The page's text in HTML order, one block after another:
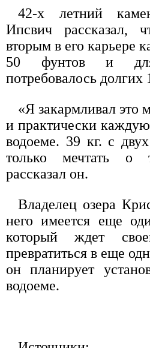
42-х летний
Ипсвич рассказал,
вторым в его карьере
50 фунтов и
потребовалось долгих
«Я закармливал это
и практически
водоеме. 39 кг. с
только мечтать о
рассказал он.
Владелец озера
него имеется еще
который ждет
превратиться в еще
он планирует
водоеме.